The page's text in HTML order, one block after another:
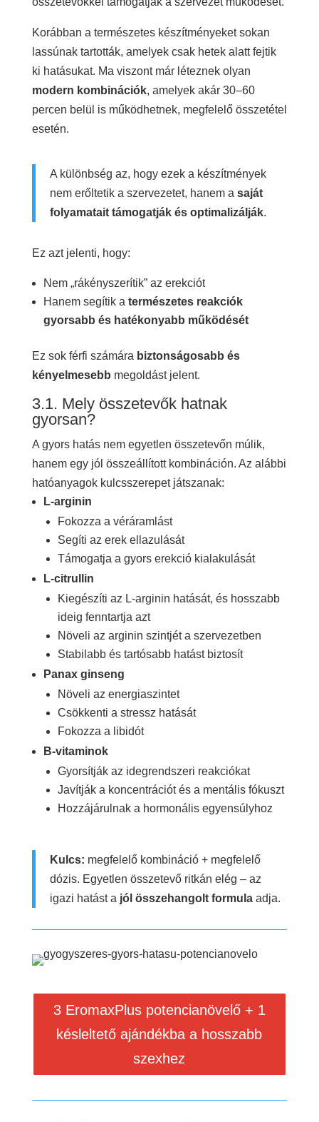
Korábban a természetes készítményeket sokan
lassúnak tartották, amelyek csak hetek alatt fejtik
ki hatásukat. Ma viszont már léteznek olyan
modern kombinációk, amelyek akár 30–60
percen belül is működhetnek, megfelelő összetétel
esetén.
A különbség az, hogy ezek a készítmények
nem erőltetik a szervezetet, hanem a saját
folyamatait támogatják és optimalizálják.
Ez azt jelenti, hogy:
Nem „rákényszerítik” az erekciót
Hanem segítik a természetes reakciók
gyorsabb és hatékonyabb működését
Ez sok férfi számára biztonságosabb és
kényelmesebb megoldást jelent.
3.1. Mely összetevők hatnak
gyorsan?
A gyors hatás nem egyetlen összetevőn múlik,
hanem egy jól összeállított kombináción. Az alábbi
hatóanyagok kulcsszerepet játszanak:
L-arginin
Fokozza a véráramlást
Segíti az erek ellazulását
Támogatja a gyors erekció kialakulását
L-citrullin
Kiegészíti az L-arginin hatását, és hosszabb
ideig fenntartja azt
Növeli az arginin szintjét a szervezetben
Stabilabb és tartósabb hatást biztosít
Panax ginseng
Növeli az energiaszintet
Csökkenti a stressz hatását
Fokozza a libidót
B-vitaminok
Gyorsítják az idegrendszeri reakciókat
Javítják a koncentrációt és a mentális fókuszt
Hozzájárulnak a hormonális egyensúlyhoz
Kulcs: megfelelő kombináció + megfelelő
dózis. Egyetlen összetevő ritkán elég – az
igazi hatást a jól összehangolt formulaadja.
3 EromaxPlus potencianövelő + 1
késleltető ajándékba a hosszabb
szexhez